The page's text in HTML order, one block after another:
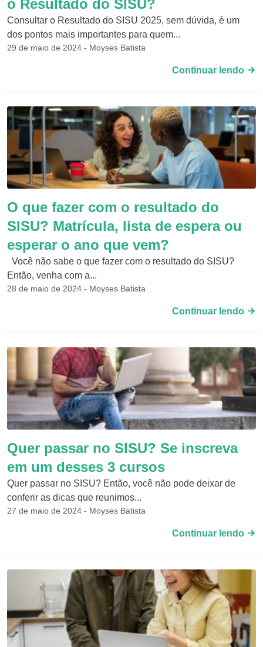
o Resultado do SISU?
Consultar o Resultado do SISU 2025, sem dúvida, é um
dos pontos mais importantes para quem...
29 de maio de 2024 - Moyses Batista
Continuar lendo
O que fazer com o resultado do
SISU? Matrícula, lista de espera ou
esperar o ano que vem?
Você não sabe o que fazer com o resultado do SISU?
Então, venha com a...
28 de maio de 2024 - Moyses Batista
Continuar lendo
Quer passar no SISU? Se inscreva
em um desses 3 cursos
Quer passar no SISU? Então, você não pode deixar de
conferir as dicas que reunimos...
27 de maio de 2024 - Moyses Batista
Continuar lendo